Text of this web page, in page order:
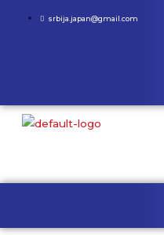
srbija.japan@gmail.com